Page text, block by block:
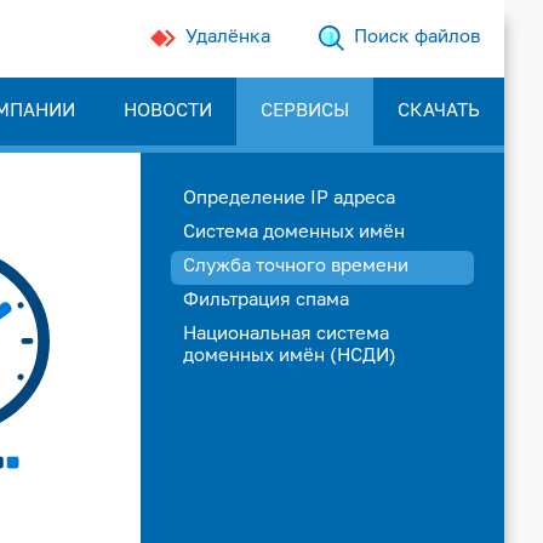
Удалёнка Поиск файлов
НОВОСТИ СЕРВИСЫ СКАЧАТЬ
Определение IP адреса
Система доменных имён
Служба точного времени
Фильтрация спама
Национальная система
доменных имён (НСДИ)